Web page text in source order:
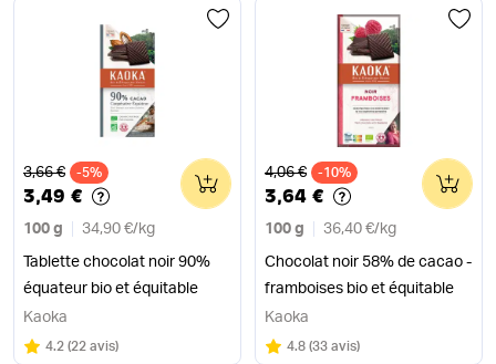
Ancien prix
3,66 € -5%
3,49 €
100 g 34,90 €/ kg
Tablette chocolat noir 90%
équateur bio et équitable
0
Kaoka
Note
4.2 sur 5
(22 avis)
Ancien prix
4,06 € -10%
3,64 €
100 g 36,40 €/ kg
Chocolat noir 58% de cacao -
framboises bio et équitable
0
Kaoka
Note
4.8 sur 5
(33 avis)